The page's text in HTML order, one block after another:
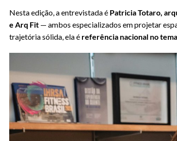
Nesta edição, a entrevistada é Patricia Totaro,
e Arq Fit — ambos especializados em projetar
trajetória sólida, ela é referência nacional no